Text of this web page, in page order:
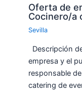
Oferta de
Cocinero/a
Sevilla
Descripción
empresa y el
responsable
catering de